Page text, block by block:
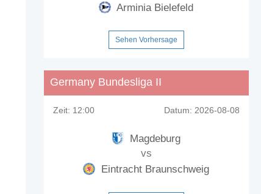
Arminia Bielefeld
Sehen Vorhersage
Germany Bundesliga II
Zeit: 12:00 Datum: 2026-08-08
Magdeburg
vs
Eintracht Braunschweig